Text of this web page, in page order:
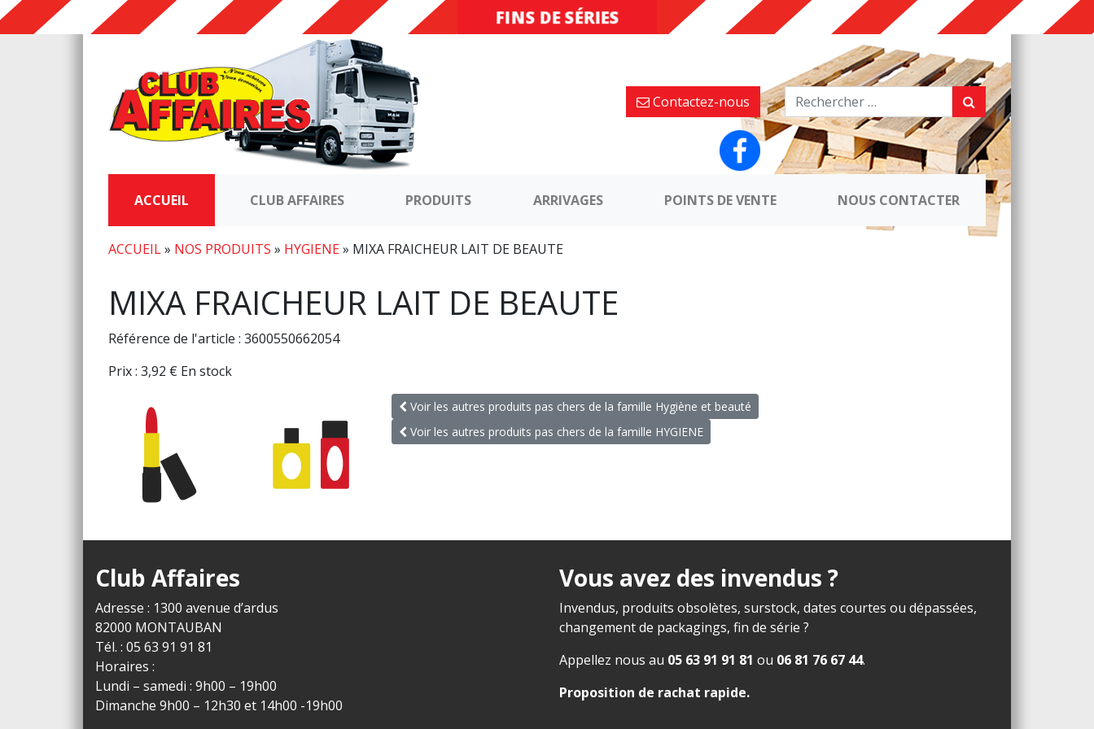
DESTOCKAGE
FINS DE SÉRIES
Contactez-nous
ACCUEIL CLUB AFFAIRES PRODUITS ARRIVAGES POINTS DE VENTE NOUS CONTACTER
ACCUEIL» NOS PRODUITS » HYGIENE» MIXA FRAICHEUR LAIT DE BEAUTE
MIXA FRAICHEUR LAIT DE BEAUTE
Référence de l'article : 3600550662054
Prix : 3,92 € En stock
Voir les autres produits pas chers de la famille Hygiène et beauté
Voir les autres produits pas chers de la famille HYGIENE
Club Affaires
Adresse : 1300 avenue d’ardus
82000 MONTAUBAN
Tél. : 05 63 91 91 81
Horaires :
Lundi – samedi : 9h00 – 19h00
Dimanche 9h00 – 12h30 et 14h00 -19h00
Vous avez des invendus ?
Invendus, produits obsolètes, surstock, dates courtes ou dépassées,
changement de packagings, fin de série ?
Appellez nous au 05 63 91 91 81 ou 06 81 76 67 44.
Proposition de rachat rapide.